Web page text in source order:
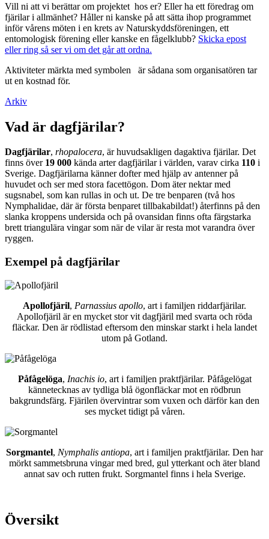
Vill ni att vi berättar om projektet hos er? Eller ha ett föredrag om
fjärilar i allmänhet? Håller ni kanske på att sätta ihop programmet
inför vårens möten i en krets av Naturskyddsföreningen, ett
entomologisk förening eller kanske en fågelklubb? Skicka epost
eller ring så ser vi om det går att ordna.
Aktiviteter märkta med symbolen
är sådana som organisatören tar
ut en kostnad för.
Arkiv
Vad är dagfjärilar?
Dagfjärilar, rhopalocera, är huvudsakligen dagaktiva fjärilar. Det
finns över 19 000 kända arter dagfjärilar i världen, varav cirka 110 i
Sverige. Dagfjärilarna känner dofter med hjälp av antenner på
huvudet och ser med stora facettögon. Dom äter nektar med
sugsnabel, som kan rullas in och ut. De tre benparen (två hos
Nymphalidae, där är första benparet tillbakabildat!) återfinns på den
slanka kroppens undersida och på ovansidan finns ofta färgstarka
brett triangulära vingar som när de vilar är resta mot varandra över
ryggen.
Exempel på dagfjärilar
Apollofjäril, Parnassius apollo, art i familjen riddarfjärilar.
Apollofjäril är en mycket stor vit dagfjäril med svarta och röda
fläckar. Den är rödlistad eftersom den minskar starkt i hela landet
utom på Gotland.
Påfågelöga, Inachis io, art i familjen praktfjärilar. Påfågelögat
kännetecknas av tydliga blå ögonfläckar mot en rödbrun
bakgrundsfärg. Fjärilen övervintrar som vuxen och därför kan den
ses mycket tidigt på våren.
Sorgmantel, Nymphalis antiopa, art i familjen praktfjärilar. Den har
mörkt sammetsbruna vingar med bred, gul ytterkant och äter bland
annat sav och rutten frukt. Sorgmantel finns i hela Sverige.
Översikt